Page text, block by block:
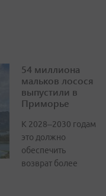
54 миллиона
мальков лосося
выпустили в
Приморье
К 2028–2030 годам
это должно
обеспечить
возврат более